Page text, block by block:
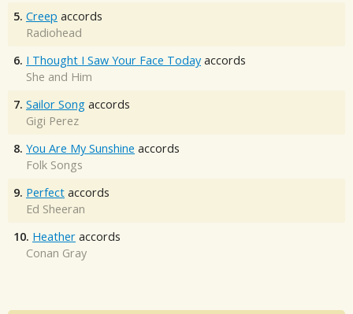
5. Creep accords
Radiohead
6. I Thought I Saw Your Face Today accords
She and Him
7. Sailor Song accords
Gigi Perez
8. You Are My Sunshine accords
Folk Songs
9. Perfect accords
Ed Sheeran
10. Heather accords
Conan Gray